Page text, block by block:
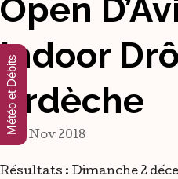
Open
Indoor
Ardèche
19 Nov 2018
Résultats : Dimanche 2
Météo et Débits